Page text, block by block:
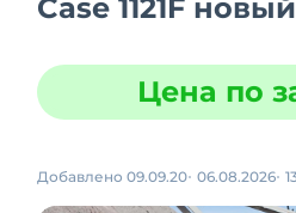
Case 1121F
Цена по
Добавлено 09.09.20 06.08.2026